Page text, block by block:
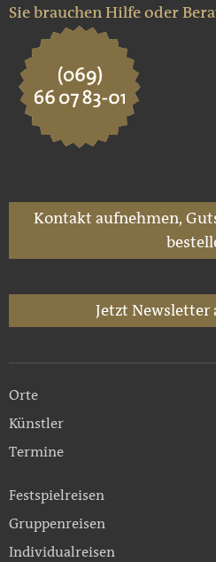
Sie brauchen Hilfe oder
Kontakt aufnehmen,
Jetzt Newsletter
Orte
Künstler
Termine
Festspielreisen
Gruppenreisen
Individualreisen